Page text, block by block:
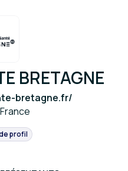
BRETAGNE
bretagne.fr/
profil